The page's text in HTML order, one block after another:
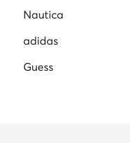
Nautica
adidas
Guess